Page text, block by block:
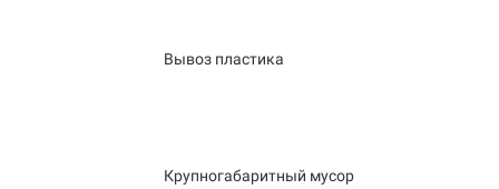
Вывоз пластика
Крупногабаритный мусор